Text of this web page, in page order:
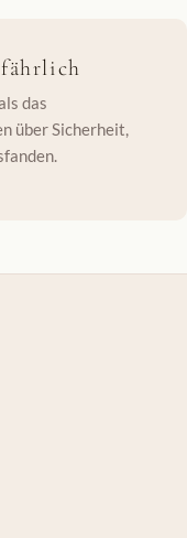
das
über Sicherheit,